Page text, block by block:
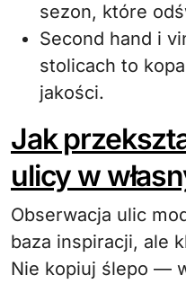
sezon, które
Second hand i
stolicach to
jakości.
Jak
ulicy w
Obserwacja ulic
baza inspiracji, ale
Nie kopiuj ślepo —